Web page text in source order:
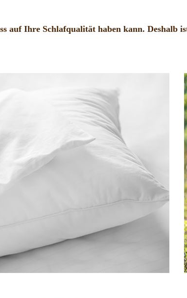
auf Ihre Schlafqualität haben kann. Deshalb